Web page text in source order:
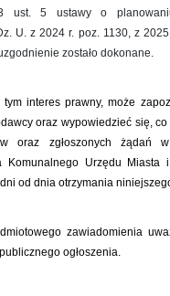
ust. 5 ustawy o
U. z 2024 r. poz. 1130, z
zostało dokonane.
tym interes prawny, może
oraz wypowiedzieć się,
oraz zgłoszonych żądań
Komunalnego Urzędu Miasta
od dnia otrzymania
zawiadomienia
ogłoszenia.